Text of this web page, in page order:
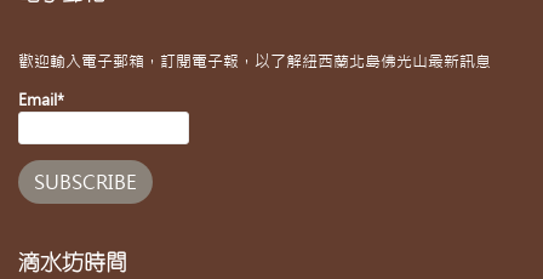
歡迎輸入電子郵箱，訂閱電子報，以了解紐西蘭北島佛光山最新訊息
Email*
滴水坊時間